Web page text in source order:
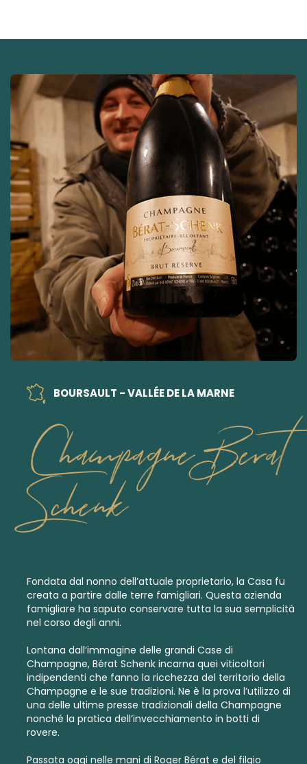
BOURSAULT - VALLÉE DE LA MARNE
Champagne Berat
Schenk
Fondata dal nonno dell’attuale proprietario, la Casa fu
creata a partire dalle terre famigliari. Questa azienda
famigliare ha saputo conservare tutta la sua semplicità
nel corso degli anni.
Lontana dall’immagine delle grandi Case di
Champagne, Bérat Schenk incarna quei viticoltori
indipendenti che fanno la ricchezza del territorio della
Champagne e le sue tradizioni. Ne è la prova l’utilizzo di
una delle ultime presse tradizionali della Champagne
nonché la pratica dell’invecchiamento in botti di
rovere.
Passata oggi nelle mani di Roger Bérat e del filgio